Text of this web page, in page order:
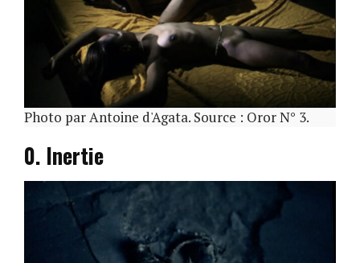
Photo par Antoine d'Agata. Source : Oror N° 3.
0. Inertie